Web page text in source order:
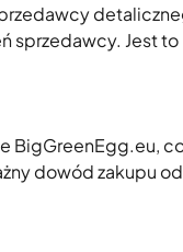
sprzedawcy. Jest to
BigGreenEgg.eu,
dowód zakupu od